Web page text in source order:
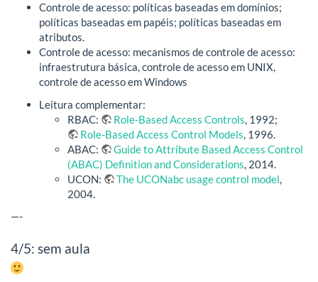
Controle de acesso: políticas baseadas em domínios;
políticas baseadas em papéis; políticas baseadas em
atributos.
Controle de acesso: mecanismos de controle de acesso:
infraestrutura básica, controle de acesso em UNIX,
controle de acesso em Windows
Leitura complementar:
RBAC:
Role-Based Access Controls , 1992;
Role-Based Access Control Models , 1996.
ABAC:
Guide to Attribute Based Access Control
(ABAC) Definition and Considerations , 2014.
UCON:
The UCONabc usage control model
2004.
—-
4/5: sem aula